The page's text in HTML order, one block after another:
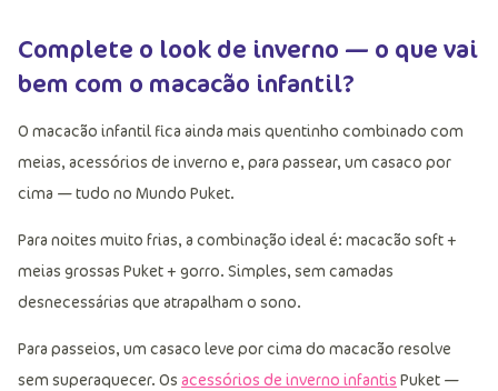
Complete o look de inverno — o que vai
bem com o macacão infantil?
O macacão infantil fica ainda mais quentinho combinado com
meias, acessórios de inverno e, para passear, um casaco por
cima — tudo no Mundo Puket.
Para noites muito frias, a combinação ideal é: macacão soft +
meias grossas Puket + gorro. Simples, sem camadas
desnecessárias que atrapalham o sono.
Para passeios, um casaco leve por cima do macacão resolve
sem superaquecer. Os acessórios de inverno infantis Puket —